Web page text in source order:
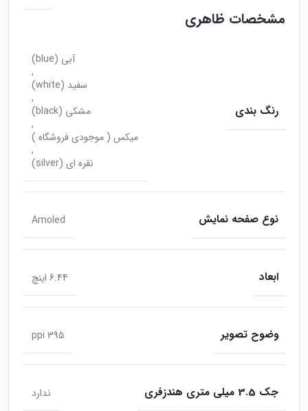
مشخصات ظاهری
رنگ بندی
آبی (blue)
,
سفید (white)
,
مشکی (black)
,
میکس ( موجودی فروشگاه )
,
نقره ای (silver)
نوع صفحه نمایش Amoled
ابعاد 6.44 اینچ
وضوح تصویر ppi 395
جک 3.5 میلی متری هندزفری ندارد